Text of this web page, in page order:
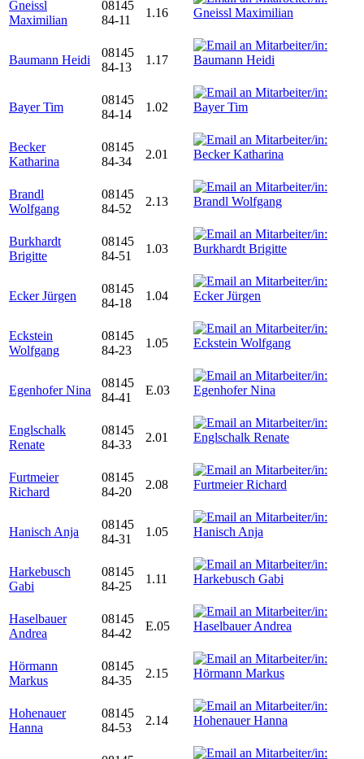
Gneissl
Maximilian
08145
84-11
1.16
Baumann Heidi
08145
84-13
1.17
Bayer Tim
08145
84-14
1.02
Becker
Katharina
08145
84-34
2.01
Brandl
Wolfgang
08145
84-52
2.13
Burkhardt
Brigitte
08145
84-51
1.03
Ecker Jürgen
08145
84-18
1.04
Eckstein
Wolfgang
08145
84-23
1.05
Egenhofer Nina
08145
84-41
E.03
Englschalk
Renate
08145
84-33
2.01
Furtmeier
Richard
08145
84-20
2.08
Hanisch Anja
08145
84-31
1.05
Harkebusch
Gabi
08145
84-25
1.11
Haselbauer
Andrea
08145
84-42
E.05
Hörmann
Markus
08145
84-35
2.15
Hohenauer
Hanna
08145
84-53
2.14